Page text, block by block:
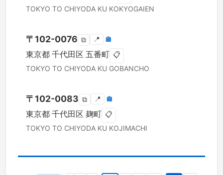
TOKYO TO CHIYODA KU KOKYOGAIEN
〒 102-0076 ⧉ 📍 🏣
東京都 千代田区 五番町 📋
TOKYO TO CHIYODA KU GOBANCHO
〒 102-0083 ⧉ 📍 🏣
東京都 千代田区 麹町 📋
TOKYO TO CHIYODA KU KOJIMACHI